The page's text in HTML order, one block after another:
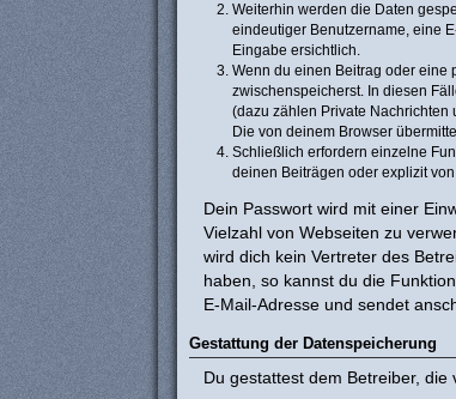
Weiterhin werden die Daten
eindeutiger Benutzername, eine
Eingabe ersichtlich.
Wenn du einen Beitrag oder eine
zwischenspeicherst. In diesen
(dazu zählen Private Nachrichten
Die von deinem Browser
Schließlich erfordern einzelne
deinen Beiträgen oder explizit
Dein Passwort wird mit einer
Vielzahl von Webseiten zu
wird dich kein Vertreter des
haben, so kannst du die
E-Mail-Adresse und sendet
Gestattung der Datenspeicherung
Du gestattest dem Betreiber,